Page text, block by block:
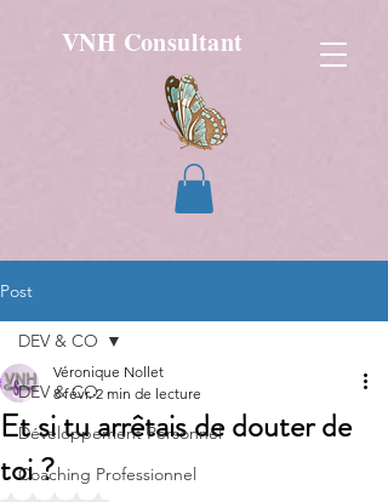
VNH Consultant
Post
DEV & CO
Développement Personnel
Coaching Professionnel
DEV & CO
Et si tu arrêtais de douter de
toi ?
Véronique Nollet
8 févr. 2 min de lecture